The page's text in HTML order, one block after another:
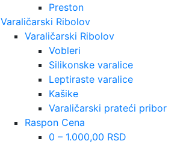
Preston
Varaličarski Ribolov
Varaličarski Ribolov
Vobleri
Silikonske varalice
Leptiraste varalice
Kašike
Varaličarski prateći pribor
Raspon Cena
0 – 1.000,00 RSD